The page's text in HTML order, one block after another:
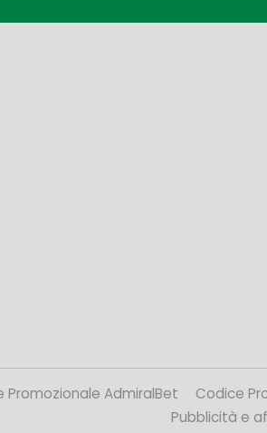
Promozionale AdmiralBet Codice
Pubblicità e